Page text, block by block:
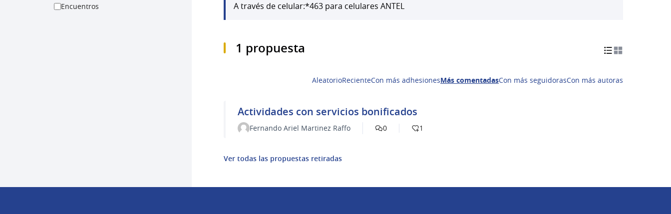
Encuentros
A través de celular:*463 para celulares ANTEL
1 propuesta
AleatorioRecienteCon más adhesionesMás comentadasCon más seguidorasCon más autoras
Actividades con servicios bonificados
Fernando Ariel Martinez Raffo 0 1
Ver todas las propuestas retiradas